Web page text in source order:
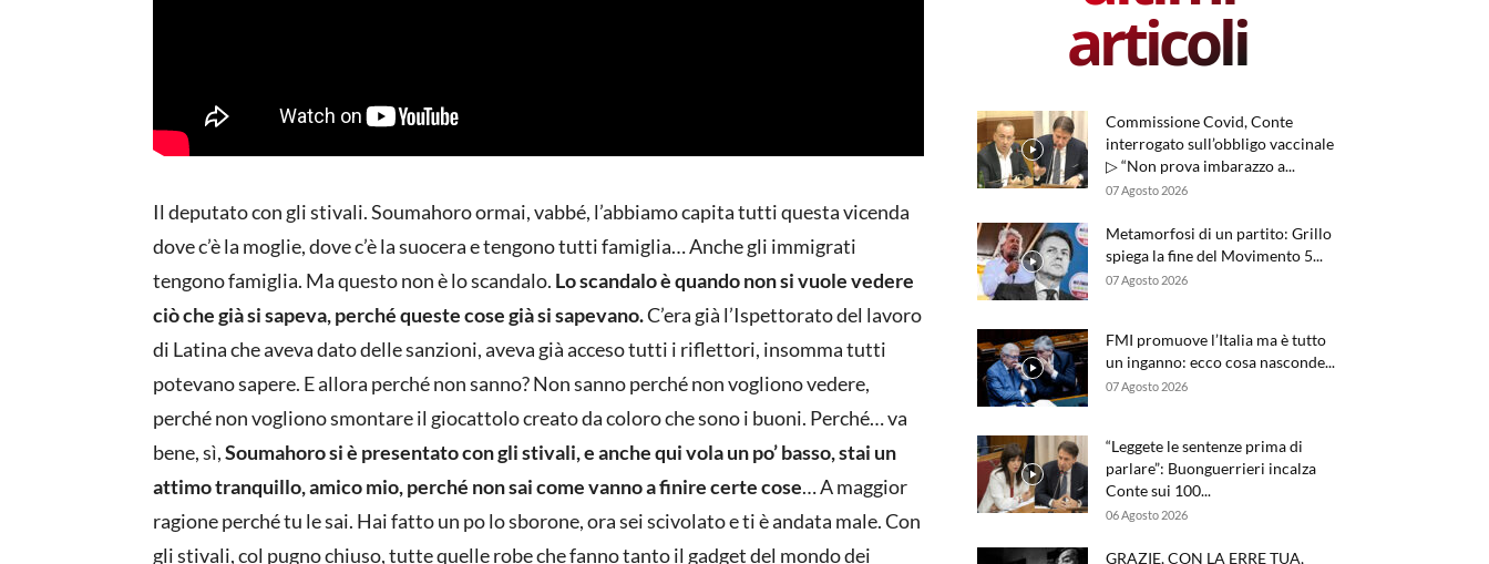
Il deputato con gli stivali. Soumahoro ormai, vabbé, l’abbiamo capita tutti questa vicenda
dove c’è la moglie, dove c’è la suocera e tengono tutti famiglia… Anche gli immigrati
tengono famiglia. Ma questo non è lo scandalo. Lo scandalo è quando non si vuole vedere
ciò che già si sapeva, perché queste cose già si sapevano.C’era già l’Ispettorato del lavoro
di Latina che aveva dato delle sanzioni, aveva già acceso tutti i riflettori, insomma tutti
potevano sapere. E allora perché non sanno? Non sanno perché non vogliono vedere,
perché non vogliono smontare il giocattolo creato da coloro che sono i buoni. Perché… va
bene, sì,Soumahoro si è presentato con gli stivali, e anche qui vola un po’ basso, stai un
attimo tranquillo, amico mio, perché non sai come vanno a finire certe cose… A maggior
ragione perché tu le sai. Hai fatto un po lo sborone, ora sei scivolato e ti è andata male. Con
gli stivali, col pugno chiuso, tutte quelle robe che fanno tanto il gadget del mondo dei
articoli
Commissione Covid, Conte
interrogato sull’obbligo vaccinale
▷ “Non prova imbarazzo a...
07 Agosto 2026
Metamorfosi di un partito: Grillo
spiega la fine del Movimento 5...
07 Agosto 2026
FMI promuove l’Italia ma è tutto
un inganno: ecco cosa nasconde...
07 Agosto 2026
“Leggete le sentenze prima di
parlare”: Buonguerrieri incalza
Conte sui 100...
06 Agosto 2026
GRAZIE, CON LA ERRE TUA,